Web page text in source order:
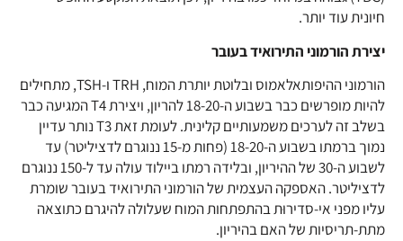
חיונית עוד יותר.
יצירת הורמוני התירואיד בעובר
הורמוני ההיפותאלאמוס ובלוטת יותרת המוח, TRH ו-TSH, מתחילים
להיות מופרשים כבר בשבוע ה-18-20 להריון, ויצירת T4 המגיעה כבר
בשלב זה לערכים משמעותיים קלינית. לעומת זאת T3 נותר עדיין
נמוך ברמתו בשבוע ה-18-20 (פחות מ-15 ננוגרם לדציליטר) עד
לשבוע ה-30 של ההיריון, ובלידה רמתו ביילוד עולה עד ל-150 ננוגרם
לדציליטר. האספקה העצמית של הורמוני התירואיד בעובר שומרת
עליו מפני אי-סדירוּת בהתפתחות המוח שעלולה להיגרם כתוצאה
מתת-תריסיות של האם בהיריון.